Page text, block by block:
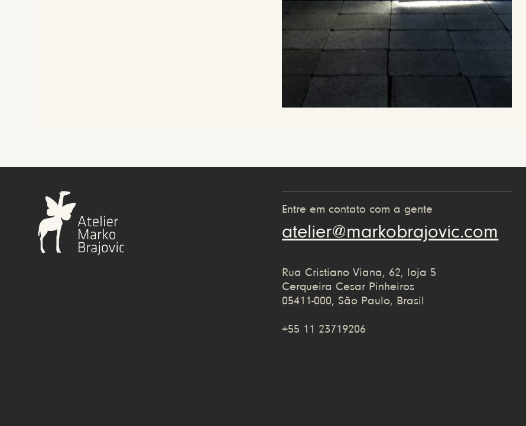
Entre em contato com a gente
atelier@markobrajovic.com
Rua Cristiano Viana, 62, loja 5
Cerqueira Cesar Pinheiros
05411-000, São Paulo, Brasil
+55 11 23719206